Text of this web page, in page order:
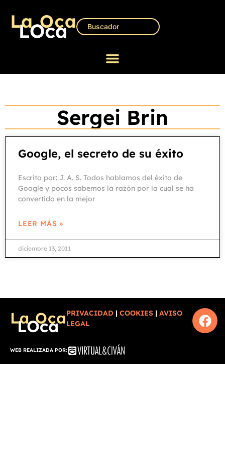
Sergei Brin
Google, el secreto de su éxito
Escrito por: J. A. S. Todos hablamos del éxito de
Google y pocos sabemos la razón por la cual se ha
convertido en la mejor
LEER MÁS »
diciembre 13, 2011
PRIVACIDAD | COOKIES | AVISO
LEGAL
WEB REALIZADA POR: